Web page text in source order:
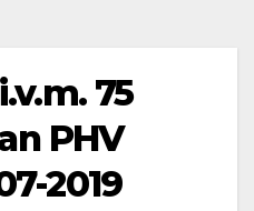
75
PHV
2019